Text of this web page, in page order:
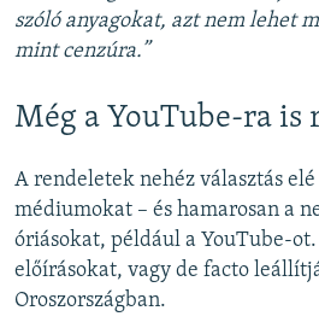
szóló anyagokat, azt nem lehet
mint cenzúra.”
Még a YouTube-ra is
A rendeletek nehéz választás
médiumokat – és hamarosan a
óriásokat, például a YouTube-
előírásokat, vagy de facto
Oroszországban.